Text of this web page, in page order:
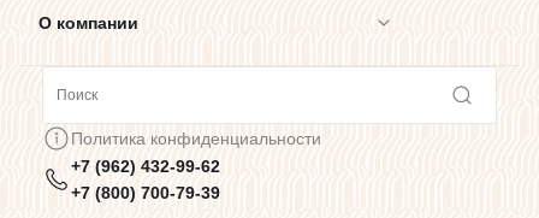
О компании
Предупреждения о цветопередаче
Политика конфиденциальности
+7 (962) 432-99-62
+7 (800) 700-79-39